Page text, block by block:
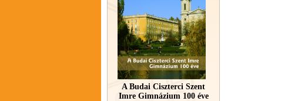
A Budai Ciszterci Szent
Imre Gimnázium 100 éve